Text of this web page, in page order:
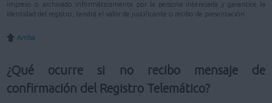
impreso o archivado informáticamente por la persona interesada y garantice la
identidad del registro, tendrá el valor de justificante o recibo de presentación.
Arriba
¿Qué ocurre si no recibo mensaje de
confirmación del Registro Telemático?